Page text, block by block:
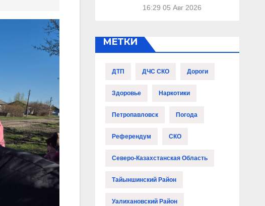
16:29 05 Авг 2026
МЕТКИ
ДТП ДЧС СКО Дороги
Здоровье Наркотики
Петропавловск Погода
Референдум СКО
Северо-Казахстанская Область
Тайыншинский Район
Уалихановский Район